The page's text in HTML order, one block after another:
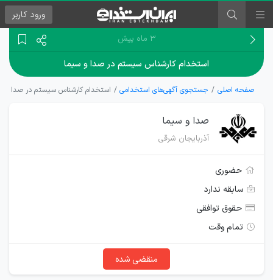
ورود کاربر
۳ ماه پیش
استخدام کارشناس سیستم در صدا و سیما
صفحه اصلی جستجوی آگهی‌های استخدامی استخدام کارشناس سیستم در صدا و
صدا و سیما
آذربایجان شرقی
حضوری
سابقه ندارد
حقوق توافقی
تمام وقت
منقضی شده